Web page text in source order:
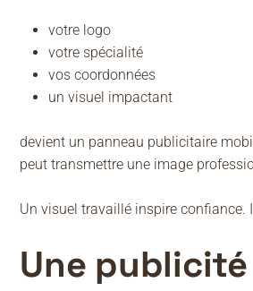
votre logo
votre spécialité
vos coordonnées
un visuel impactant
devient un panneau publicitaire
peut transmettre une image
Un visuel travaillé inspire confiance.
Une